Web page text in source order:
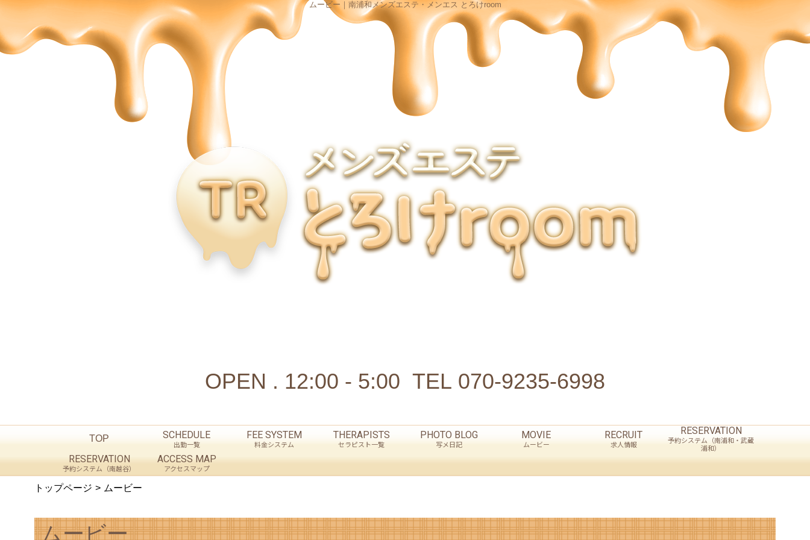
ムービー｜南浦和メンズエステ・メンエス とろけroom
OPEN . 12:00 - 5:00 TEL 070-9235-6998
TOP SCHEDULE
出勤一覧
FEE SYSTEM
料金システム
THERAPISTS
セラピスト一覧
PHOTO BLOG
写メ日記
MOVIE
ムービー
RECRUIT
求人情報
RESERVATION
予約システム（南浦和・武蔵
浦和）
RESERVATION
予約システム（南越谷）
ACCESS MAP
アクセスマップ
トップページ ムービー
ムービー